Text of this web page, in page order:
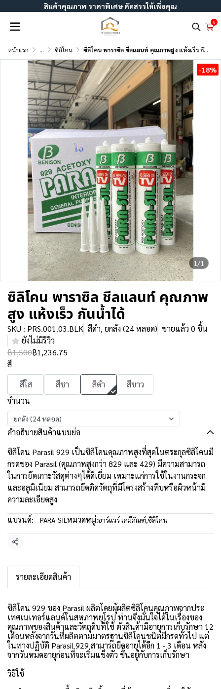
สินค้าคุณภาพ ราคาพิเศษ คัดสรรให้เพื่อคุณ
0
หน้าแรก ... ซิลิโคน ซิลิโคน พาราซิล ชีลแลนท์ คุณภาพสูง แห้งเร็ว กันน้ำได้
1/1
-18%
ซิลิโคน พาราซิล ชีลแลนท์ คุณภาพ
สูง แห้งเร็ว กันน้ำได้
SKU : PRS.001.03.BLK สีดำ, ยกลัง (24 หลอด) ขายแล้ว 0 ชิ้น
ยังไม่มีรีวิว
฿1,500฿1,236.75
สี
สีใส
สีชา สีดำ
สีขาว
จำนวน
ยกลัง (24 หลอด)
คำอธิบายสินค้าแบบย่อ
ซิลิโคน Parasil 929 เป็นซิลิโคนคุณภาพสูงที่สุดในตระกุลซิลิโคนมี
กรดของ Parasil (คุณภาพสูงกว่า 829 และ 429) มีความสามารถ
ในการยึดเกาะวัสดุต่างๆได้ดีเยี่ยม เหมาะแก่การใช้ในงานกระจก
และอลูมิเนียม สามารถยึดติดวัตถุที่มีโครงสร้างทึบหรือผิวหน้ามี
ความละเอียดสูง
แบรนด์:
PARA-SIL หมวดหมู่:ฮาร์แวร์ เคมีภัณฑ์,ซิลิโคน
แชร์
รายละเอียดสินค้า
ซิลิโคน 929 ของ Parasil ผลิตโดยผุ้ผลิตซิลิโคนคุณภาพจากประ
เทศเนเทอร์แลนด์ในสหภาพยุโรป ท่านจึงมั่นใจได้ในเรื่องของ
คุณภาพของสินค้าและวัตถุดิบที่ใช้ ตัวสินค้ามีอายุการเก็บรักษา 12
เดือนหลังจากวันที่ผลิตตามมาตรฐานซิลิโคนชนิตมีกรดทั่วไป แต่
ในทางปฏิบัติ Parasil 929 สามารถยืดอายุได้อีก 1 - 3 เดือน หลัง
จากวันหมดอายุก่อนที่จะเริ่มแข็งตัว ขึ้นอยู่กับการเก็บรักษา
วิธีใช้